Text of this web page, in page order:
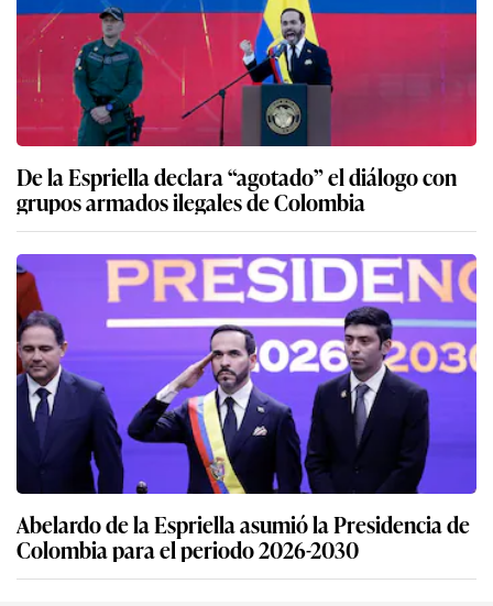
De la Espriella declara “agotado” el diálogo con
grupos armados ilegales de Colombia
Abelardo de la Espriella asumió la Presidencia de
Colombia para el periodo 2026-2030